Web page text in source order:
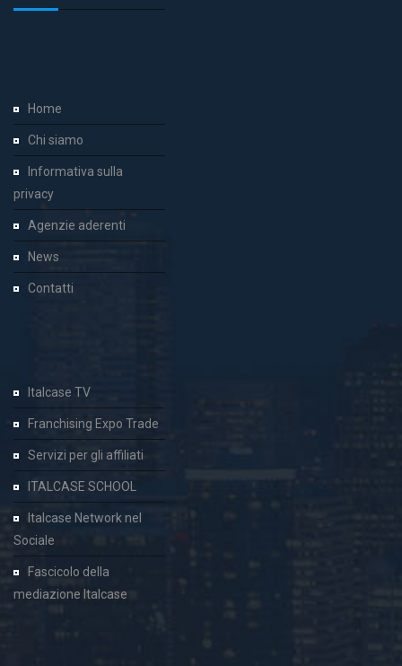
Home
Chi siamo
Informativa sulla
privacy
Agenzie aderenti
News
Contatti
Italcase TV
Franchising Expo Trade
Servizi per gli affiliati
ITALCASE SCHOOL
Italcase Network nel
Sociale
Fascicolo della
mediazione Italcase